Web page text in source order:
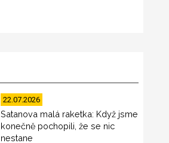
22.07.2026
Satanova malá raketka: Když jsme
konečně pochopili, že se nic
nestane